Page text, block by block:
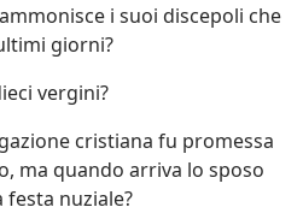
i suoi discepoli che
giorni?
vergini?
cristiana fu promessa
ma quando arriva lo sposo
nuziale?